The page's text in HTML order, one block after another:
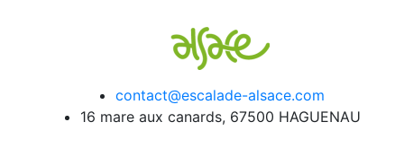
contact@escalade-alsace.com
16 mare aux canards, 67500 HAGUENAU